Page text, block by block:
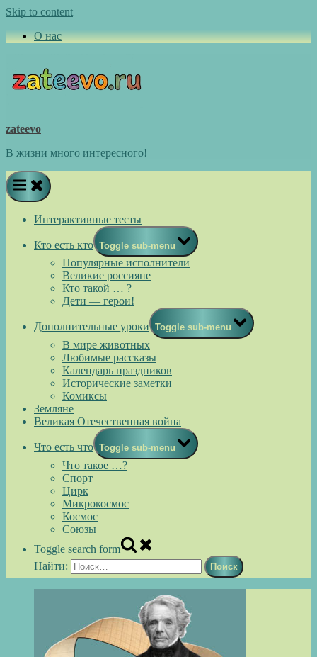
Skip to content
О нас
zateevo
В жизни много интересного!
Интерактивные тесты
Кто есть кто Toggle sub-menu
Популярные исполнители
Великие россияне
Кто такой … ?
Дети — герои!
Дополнительные уроки Toggle sub-menu
В мире животных
Любимые рассказы
Календарь праздников
Исторические заметки
Комиксы
Земляне
Великая Отечественная война
Что есть что Toggle sub-menu
Что такое …?
Спорт
Цирк
Микрокосмос
Космос
Союзы
Toggle search form
Найти: